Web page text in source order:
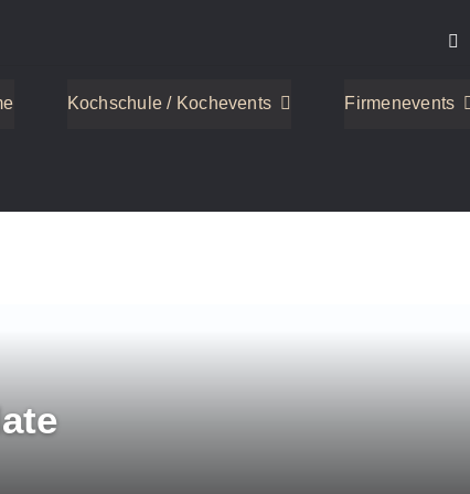
Kochschule / Kochevents Firmenevents